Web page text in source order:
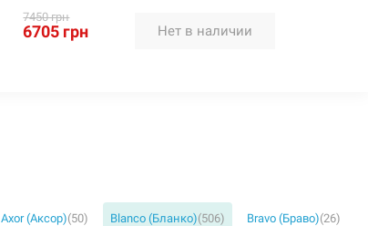
7450 грн
6705 грн Нет в наличии
Axor (Аксор)(50) Blanco (Бланко)(506) Bravo (Браво)(26)